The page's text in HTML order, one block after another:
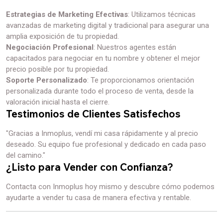
Estrategias de Marketing Efectivas: Utilizamos técnicas
avanzadas de marketing digital y tradicional para asegurar una
amplia exposición de tu propiedad.
Negociación Profesional: Nuestros agentes están
capacitados para negociar en tu nombre y obtener el mejor
precio posible por tu propiedad.
Soporte Personalizado: Te proporcionamos orientación
personalizada durante todo el proceso de venta, desde la
valoración inicial hasta el cierre.
Testimonios de Clientes Satisfechos
"Gracias a Inmoplus, vendí mi casa rápidamente y al precio
deseado. Su equipo fue profesional y dedicado en cada paso
del camino."
¿Listo para Vender con Confianza?
Contacta con Inmoplus hoy mismo y descubre cómo podemos
ayudarte a vender tu casa de manera efectiva y rentable.